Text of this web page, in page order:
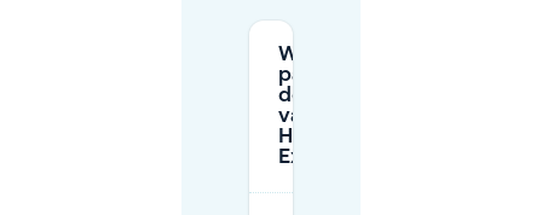
Waar kan ik
parkeren in
de buurt
van de
Heineken
Experience?